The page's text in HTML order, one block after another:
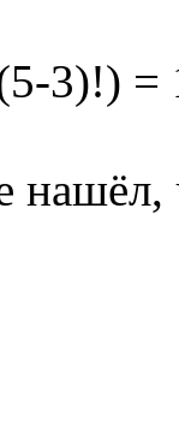
3)!)